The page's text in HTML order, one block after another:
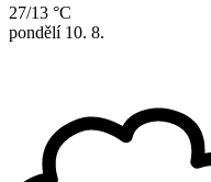
27/13 °C
pondělí 10. 8.